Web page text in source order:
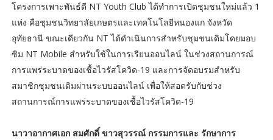
โครงการเพาะพันธ์ดี NT Youth Club ได้ทำการเปิดชุมชนใหม่แล้ว 1
แห่ง คือชุมชนวิทยาลัยเกษตรและเทคโนโลยีหนองแก จังหวัด
อุทัยธานี ขณะเดียวกัน NT ได้ดำเนินการสำหรับชุมชนเดิมโดยมอบ
ซิม NT Mobile สำหรับใช้ในการเรียนออนไลน์ ในช่วงสถานการณ์
การแพร่ระบาดของเชื้อไวรัสโควิด-19 และการจัดอบรมสำหรับ
สมาชิกชุมชนเดิมผ่านระบบออนไลน์ เพื่อให้สอดรับกับช่วง
สถานการณ์การแพร่ระบาดของเชื้อไวรัสโควิด-19
นาวาอากาศเอก สมศักดิ์ ขาวสุวรรณ์ กรรมการและ รักษาการ